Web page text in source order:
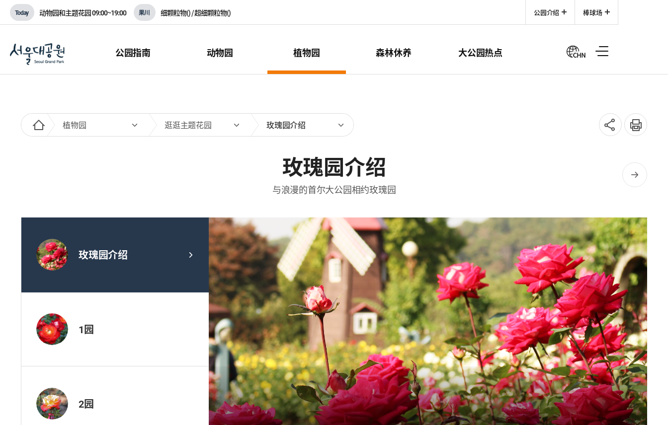
Today 动物园和主题花园09:00~19:00 果川 细颗粒物() / 超细颗粒物() 公园介绍 棒球场
公园指南 动物园 植物园 森林休养 大公园热点
植物园 逛逛主题花园 玫瑰园介绍
SNS
공유
인쇄
玫瑰园介绍
与浪漫的首尔大公园相约玫瑰园
玫瑰园介绍
1园
2园